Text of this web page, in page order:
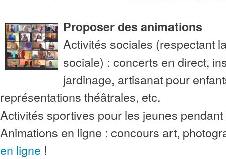
Proposer des animations
Activités sociales (respectant
sociale) : concerts en direct,
jardinage, artisanat pour
représentations théâtrales, etc.
Activités sportives pour les jeunes pendant
Animations en ligne : concours art,
en ligne !